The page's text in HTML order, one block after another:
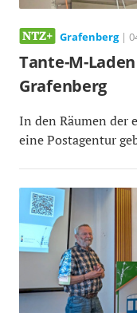
Grafenberg|
Tante-M-
Grafenberg
In den Räumen der
eine Postagentur